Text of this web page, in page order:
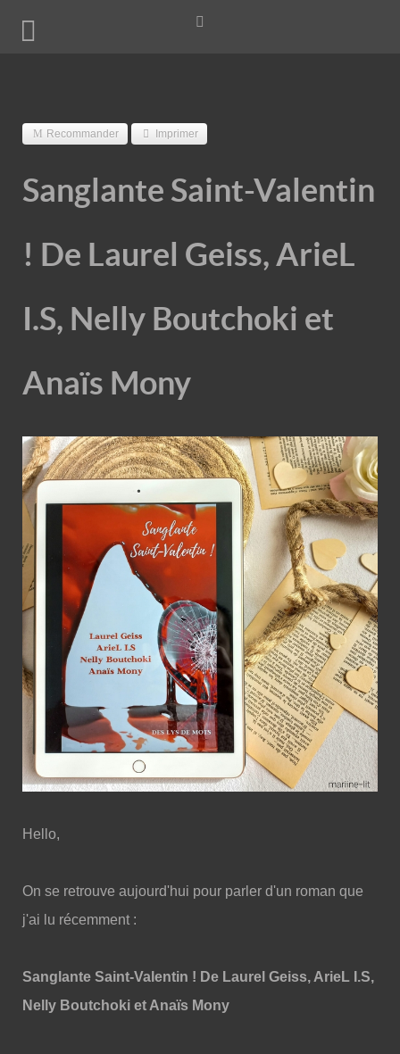
Recommander Imprimer
Sanglante Saint-Valentin
! De Laurel Geiss, ArieL
I.S, Nelly Boutchoki et
Anaïs Mony
Hello,
On se retrouve aujourd'hui pour parler d'un roman que
j'ai lu récemment :
Sanglante Saint-Valentin ! De Laurel Geiss, ArieL I.S,
Nelly Boutchoki et Anaïs Mony